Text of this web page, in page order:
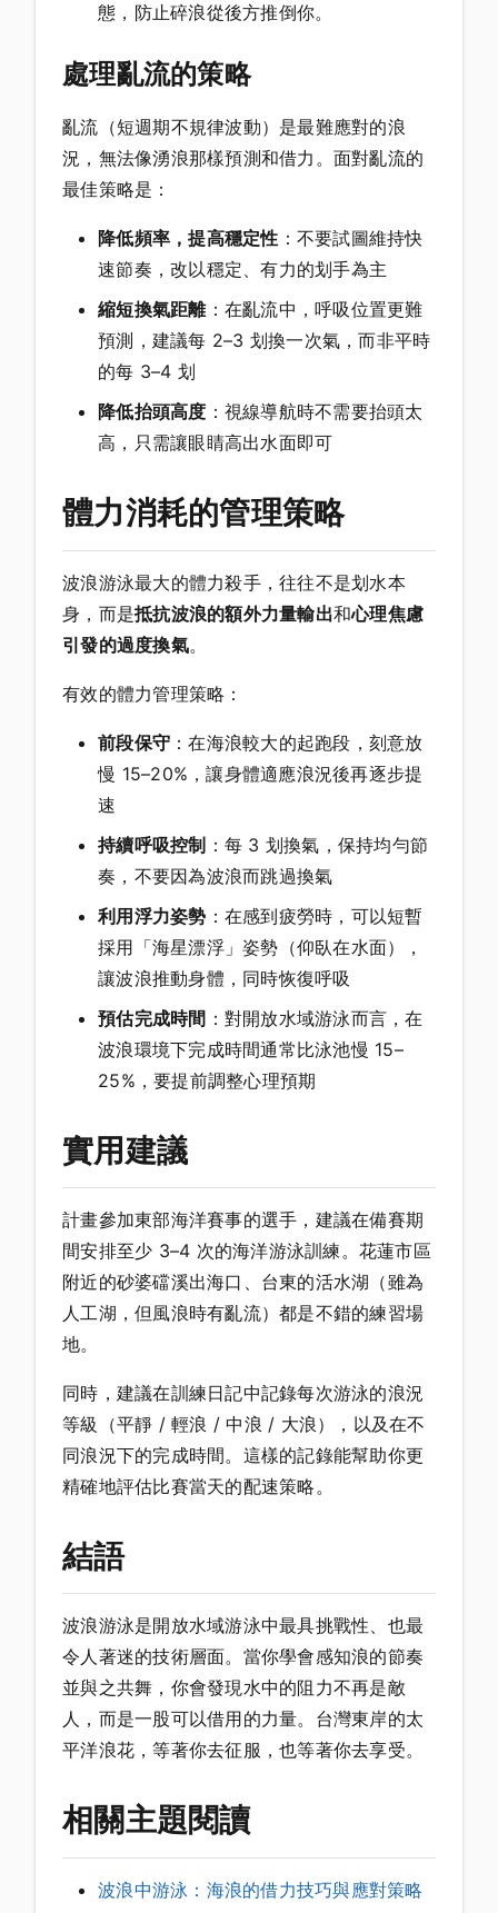
態，防止碎浪從後方推倒你。
處理亂流的策略
亂流（短週期不規律波動）是最難應對的浪
況，無法像湧浪那樣預測和借力。面對亂流的
最佳策略是：
降低頻率，提高穩定性 ：不要試圖維持快
速節奏，改以穩定、有力的划手為主
縮短換氣距離：在亂流中，呼吸位置更難
預測，建議每 2–3 划換一次氣，而非平時
的每 3–4 划
降低抬頭高度 ：視線導航時不需要抬頭太
高，只需讓眼睛高出水面即可
體力消耗的管理策略
波浪游泳最大的體力殺手，往往不是划水本
身，而是抵抗波浪的額外力量輸出和心理焦慮
引發的過度換氣。
有效的體力管理策略：
前段保守 ：在海浪較大的起跑段，刻意放
慢 15–20%，讓身體適應浪況後再逐步提
速
持續呼吸控制 ：每 3 划換氣，保持均勻節
奏，不要因為波浪而跳過換氣
利用浮力姿勢 ：在感到疲勞時，可以短暫
採用「海星漂浮」姿勢（仰臥在水面），
讓波浪推動身體，同時恢復呼吸
預估完成時間 ：對開放水域游泳而言，在
波浪環境下完成時間通常比泳池慢 15–
25%，要提前調整心理預期
實用建議
計畫參加東部海洋賽事的選手，建議在備賽期
間安排至少 3–4 次的海洋游泳訓練。花蓮市區
附近的砂婆礑溪出海口、台東的活水湖（雖為
人工湖，但風浪時有亂流）都是不錯的練習場
地。
同時，建議在訓練日記中記錄每次游泳的浪況
等級（平靜 / 輕浪 / 中浪 / 大浪），以及在不
同浪況下的完成時間。這樣的記錄能幫助你更
精確地評估比賽當天的配速策略。
結語
波浪游泳是開放水域游泳中最具挑戰性、也最
令人著迷的技術層面。當你學會感知浪的節奏
並與之共舞，你會發現水中的阻力不再是敵
人，而是一股可以借用的力量。台灣東岸的太
平洋浪花，等著你去征服，也等著你去享受。
相關主題閱讀
波浪中游泳：海浪的借力技巧與應對策略